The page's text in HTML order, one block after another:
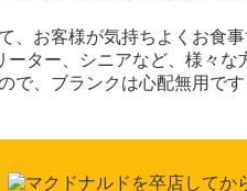
、お客様が気持ちよくお食
ター、シニアなど、様々な
で、ブランクは心配無用で